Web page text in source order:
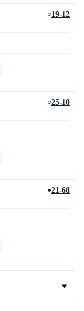
○19-12
○25-10
●21-68